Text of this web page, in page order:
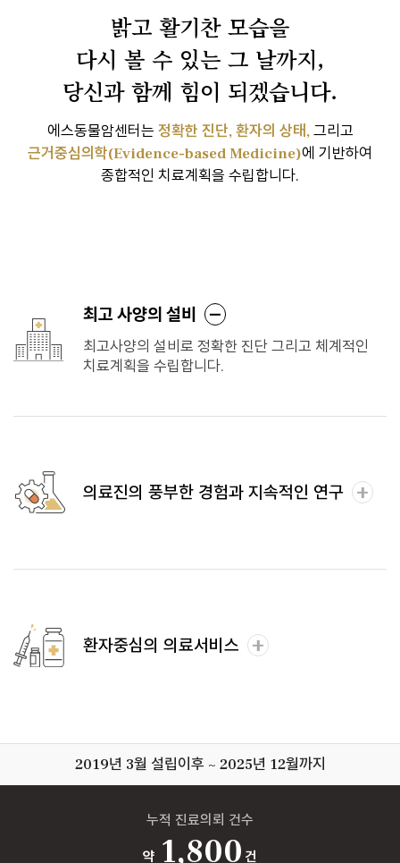
밝고 활기찬 모습을
다시 볼 수 있는 그 날까지,
당신과 함께 힘이 되겠습니다.
에스동물암센터는 정확한 진단, 환자의 상태,그리고
근거중심의학(Evidence-based Medicine)에 기반하여
종합적인 치료계획을 수립합니다.
최고 사양의 설비
최고사양의 설비로 정확한 진단 그리고 체계적인
치료계획을 수립합니다.
의료진의 풍부한 경험과 지속적인 연구
환자중심의 의료서비스
2019년 3월 설립이후 ~ 2025년 12월까지
누적 진료의뢰 건수
약 1,800 건